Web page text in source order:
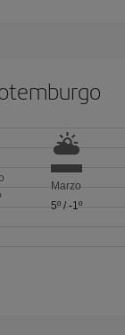
Marzo
5º/ -1º